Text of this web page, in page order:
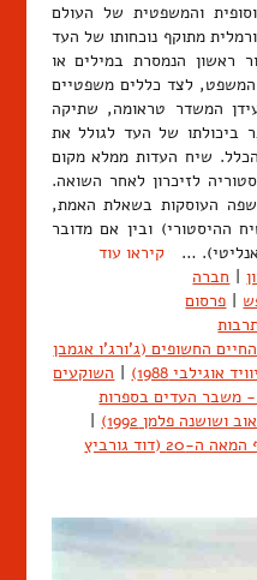
והמשפטית של העולם
מתוקף נוכחותו של העד
ראשון הנמסרת במילים או
לצד כללים משפטיים
המשדר טראומה, שתיקה
ביכולתו של העד לגולל את
הכלל. שיח העדות ממלא מקום
לזיכרון לאחר השואה.
העוסקות בשאלת האמת,
ההיסטורי) ובין אם מדובר
… קיראו עוד
חברה
פרסום
החשופים (ג'ורג'ו אגמבן
1988)
השוקעים
- משבר העדים בספרות
פלמן 1992)
פוסטמודרניזם: תרבות וספרות בסוף המאה ה-20 (דוד גורביץ